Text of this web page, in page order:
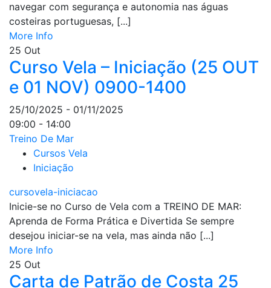
navegar com segurança e autonomia nas águas
costeiras portuguesas, [...]
More Info
25 Out
Curso Vela – Iniciação (25 OUT
e 01 NOV) 0900-1400
25/10/2025 - 01/11/2025
09:00 - 14:00
Treino De Mar
Cursos Vela
Iniciação
cursovela-iniciacao
Inicie-se no Curso de Vela com a TREINO DE MAR:
Aprenda de Forma Prática e Divertida Se sempre
desejou iniciar-se na vela, mas ainda não [...]
More Info
25 Out
Carta de Patrão de Costa 25